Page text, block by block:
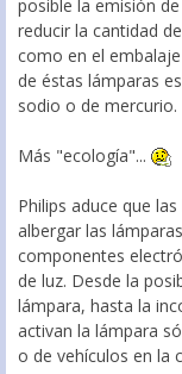
posible la emisión
reducir la cantidad
como en el
de éstas lámparas
sodio o de mercurio.
Más "ecología"...
Philips aduce que
albergar las
componentes
de luz. Desde la
lámpara, hasta la
activan la lámpara
o de vehículos en la